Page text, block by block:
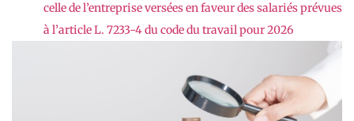
celle de l’entreprise versées en faveur des salariés prévues
à l’article L. 7233-4 du code du travail pour 2026